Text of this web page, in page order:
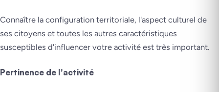
Connaître la configuration territoriale, l'aspect culturel de
ses citoyens et toutes les autres caractéristiques
susceptibles d'influencer votre activité est très important.
Pertinence de l'activité